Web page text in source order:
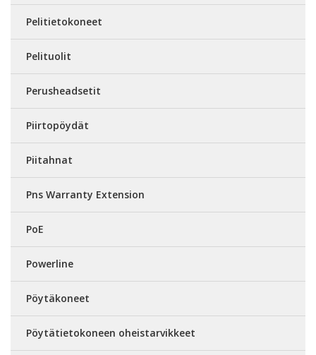
Pelitietokoneet
Pelituolit
Perusheadsetit
Piirtopöydät
Piitahnat
Pns Warranty Extension
PoE
Powerline
Pöytäkoneet
Pöytätietokoneen oheistarvikkeet